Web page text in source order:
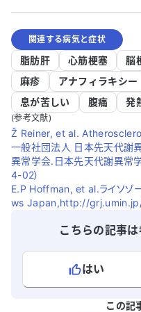
関連する病気と症状
脂肪肝 心筋梗塞 脳
麻疹
アナフィラキシー
息が苦しい
腹痛 発
(参考文献)
Ž Reiner, et al.
一般社団法人 日本先天代謝
異常学会.日本先天代謝異
4-02）
E.P Hoffman, et al.ライソゾ
ws Japan,http://grj.umin.jp/
こちらの記事
はい
この記